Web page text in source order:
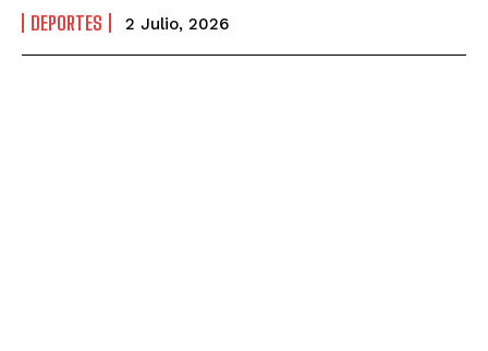
DEPORTES 2 Julio, 2026